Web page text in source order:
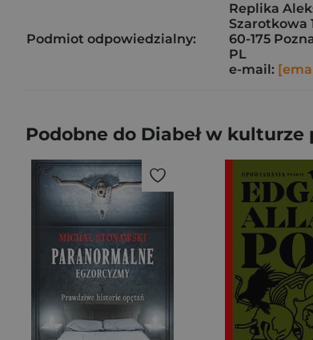
Podmiot odpowiedzialny:
Replika
Szarotkowa
60-175
PL
e-mail:
Podobne do Diabeł w kulturze